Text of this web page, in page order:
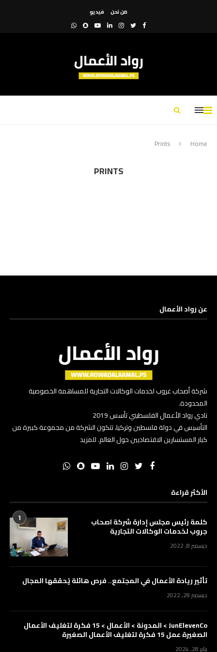
من نحن فيديو
Home
Prints
PRINTS
عن رواد الأعمال
شركة أصحاب غروب لخدمات الوكالات التجارية للمساهمة الخصوصية
المحدودة.
نادي رواد الأعمال الفلسطيني تأسس 2019
التأسيس في دولة فلسطين وتركيا، تتكون الشركة من مجموعة كبيرة من
كبار المستسارين الاقتصاديين حول العالم.للمزيد
الأكثر قراءة
1 كلمة رئيس مجلس إدارة شركة اصحاب
جروب لخدمات الوكالات التجارية
ديسمبر 8, 2022
تأثير ريادة الأعمال في المجتمع.. فرص هائلة يُحققها المجال
ديسمبر 28, 2022
JunElevenCo > المدونة > الأعمال > 15 فكرة لتغليف الأعمال
الصغيرة عمل 15 فكرة لتغليف الأعمال الصغيرة
يناير 28, 2024